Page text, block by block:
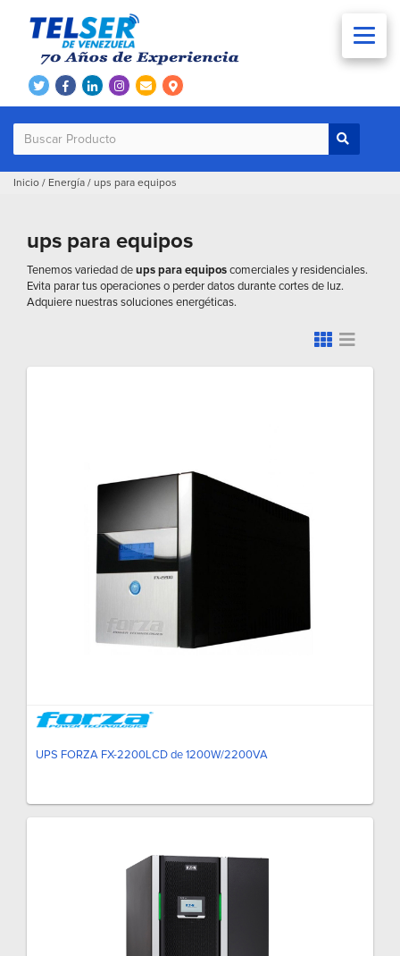
Inicio / Energía / ups para equipos
ups para equipos
Tenemos variedad deups para equiposcomerciales y residenciales.
Evita parar tus operaciones o perder datos durante cortes de luz.
Adquiere nuestras soluciones energéticas.
UPS FORZA FX-2200LCD de 1200W/2200VA